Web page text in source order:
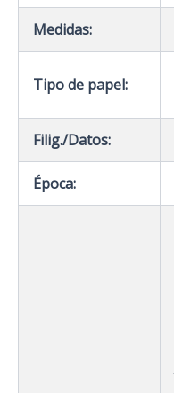
Medidas:
Tipo de papel:
Filig./Datos:
Época: